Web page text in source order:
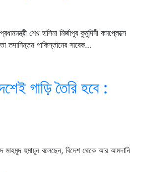
শেখ হাসিনা মির্জাপুর কুমুদিনী কমপ্লেক্সে
তদানিন্তন পাকিস্তানের সাবেক…
গাড়ি তৈরি হবে :
মাহমুদ হুমায়ূন বলেছেন, বিদেশ থেকে আর আমদানি